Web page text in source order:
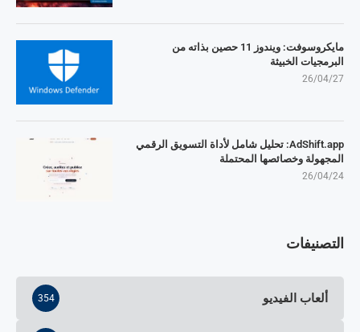
مايكروسوفت: ويندوز 11 حصين بذاته من
البرمجيات الخبيثة
26/04/27
AdShift.app: تحليل شامل لأداة التسويق الرقمي
المجهولة وخصائصها المحتملة
26/04/24
التصنيفات
ألعاب الفيديو 354